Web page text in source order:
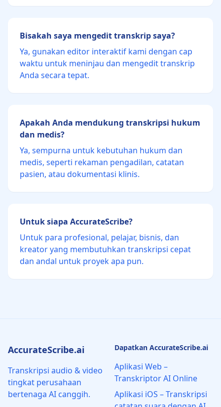
Bisakah saya mengedit transkrip saya?
Ya, gunakan editor interaktif kami dengan cap
waktu untuk meninjau dan mengedit transkrip
Anda secara tepat.
Apakah Anda mendukung transkripsi hukum
dan medis?
Ya, sempurna untuk kebutuhan hukum dan
medis, seperti rekaman pengadilan, catatan
pasien, atau dokumentasi klinis.
Untuk siapa AccurateScribe?
Untuk para profesional, pelajar, bisnis, dan
kreator yang membutuhkan transkripsi cepat
dan andal untuk proyek apa pun.
AccurateScribe.ai
Transkripsi audio & video
tingkat perusahaan
bertenaga AI canggih.
Dapatkan AccurateScribe.ai
Aplikasi Web –
Transkriptor AI Online
Aplikasi iOS – Transkripsi